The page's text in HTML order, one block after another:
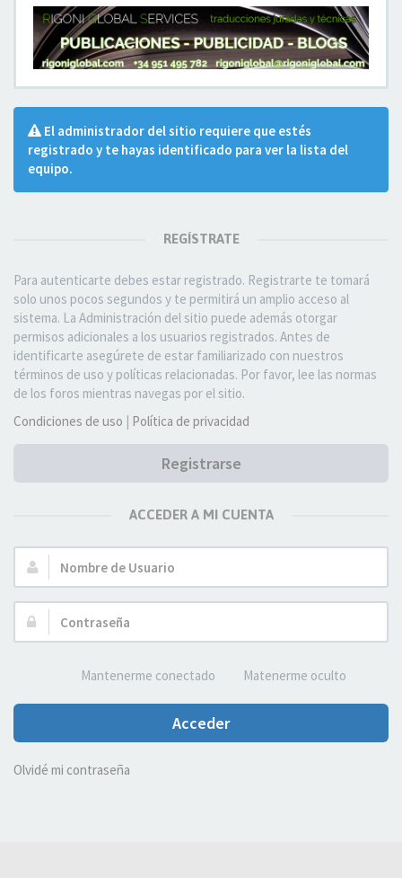
El administrador del sitio requiere que estés
registrado y te hayas identificado para ver la lista del
equipo.
REGÍSTRATE
Para autenticarte debes estar registrado. Registrarte te tomará
solo unos pocos segundos y te permitirá un amplio acceso al
sistema. La Administración del sitio puede además otorgar
permisos adicionales a los usuarios registrados. Antes de
identificarte asegúrete de estar familiarizado con nuestros
términos de uso y políticas relacionadas. Por favor, lee las normas
de los foros mientras navegas por el sitio.
Condiciones de uso | Política de privacidad
Registrarse
ACCEDER A MI CUENTA
Nombre
de
Usuario:
Contraseña:
Mantenerme conectado Matenerme oculto
Acceder
Olvidé mi contraseña